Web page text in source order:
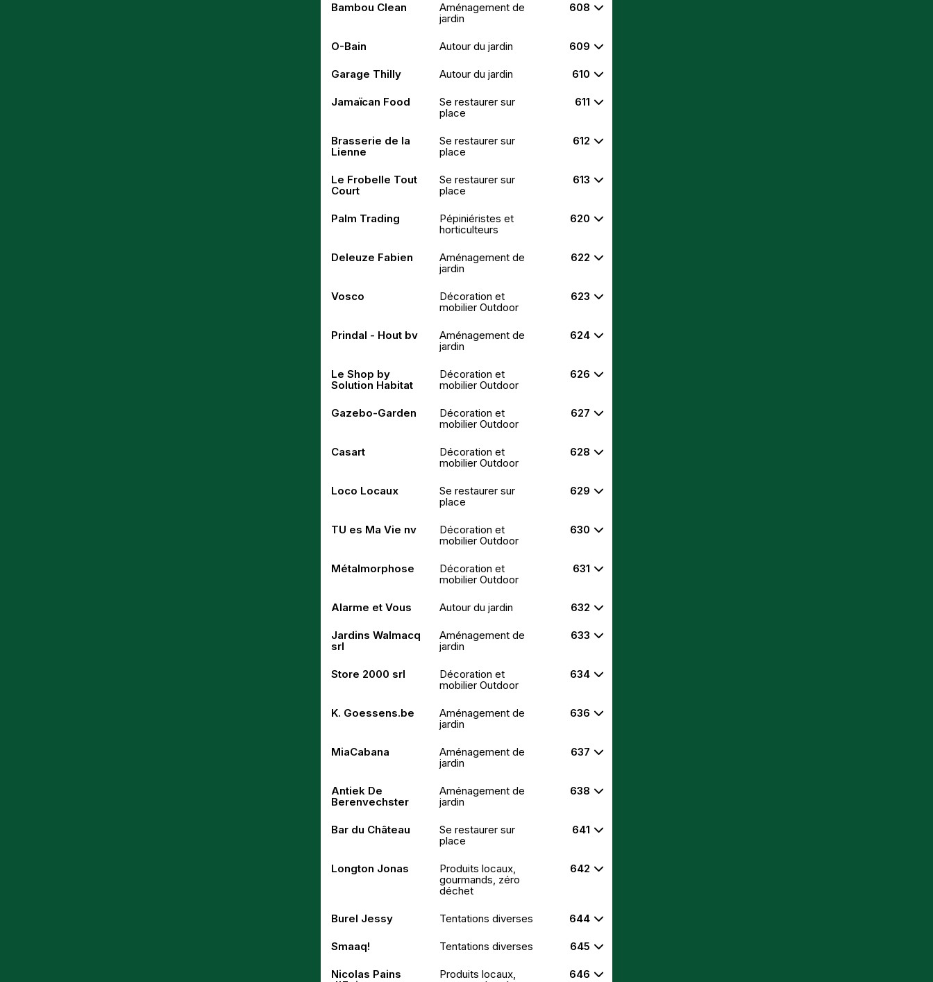
Bambou Clean
Aménagement de
jardin
608
O-Bain Autour du jardin 609
Garage Thilly Autour du jardin 610
Jamaïcan Food
Se restaurer sur
place
611
Brasserie de la
Lienne
Se restaurer sur
place
612
Le Frobelle Tout
Court
Se restaurer sur
place
613
Palm Trading
Pépiniéristes et
horticulteurs
620
Deleuze Fabien
Aménagement de
jardin
622
Vosco
Décoration et
mobilier Outdoor
623
Prindal - Hout bv
Aménagement de
jardin
624
Le Shop by
Solution Habitat
Décoration et
mobilier Outdoor
626
Gazebo-Garden
Décoration et
mobilier Outdoor
627
Casart
Décoration et
mobilier Outdoor
628
Loco Locaux
Se restaurer sur
place
629
TU es Ma Vie nv
Décoration et
mobilier Outdoor
630
Métalmorphose
Décoration et
mobilier Outdoor
631
Alarme et Vous Autour du jardin 632
Jardins Walmacq
srl
Aménagement de
jardin
633
Store 2000 srl
Décoration et
mobilier Outdoor
634
K. Goessens.be
Aménagement de
jardin
636
MiaCabana
Aménagement de
jardin
637
Antiek De
Berenvechster
Aménagement de
jardin
638
Bar du Château
Se restaurer sur
place
641
Longton Jonas
Produits locaux,
gourmands, zéro
déchet
642
Burel Jessy Tentations diverses 644
Smaaq! Tentations diverses 645
Nicolas Pains
Produits locaux,
646